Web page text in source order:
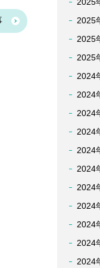
2025
2025
2025
2024
2024
2024
2024
2024
2024
2024
2024
2024
2024
2024